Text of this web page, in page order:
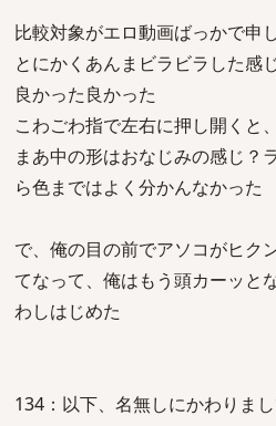
比較対象がエロ動画ばっかで申
とにかくあんまビラビラした感
良かった良かった
こわごわ指で左右に押し開くと、
まあ中の形はおなじみの感じ？
ら色まではよく分かんなかった
で、俺の目の前でアソコがヒクン
てなって、俺はもう頭カーッと
わしはじめた
134：以下、名無しにかわりま